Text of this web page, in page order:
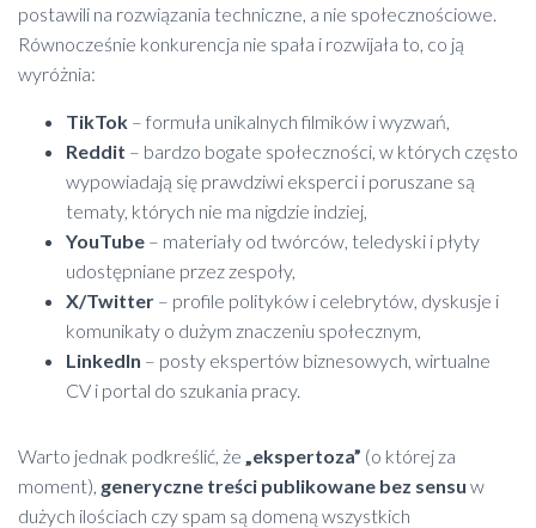
postawili na rozwiązania techniczne, a nie społecznościowe.
Równocześnie konkurencja nie spała i rozwijała to, co ją
wyróżnia:
TikTok – formuła unikalnych filmików i wyzwań,
Reddit – bardzo bogate społeczności, w których często
wypowiadają się prawdziwi eksperci i poruszane są
tematy, których nie ma nigdzie indziej,
YouTube – materiały od twórców, teledyski i płyty
udostępniane przez zespoły,
X/Twitter – profile polityków i celebrytów, dyskusje i
komunikaty o dużym znaczeniu społecznym,
LinkedIn – posty ekspertów biznesowych, wirtualne
CV i portal do szukania pracy.
Warto jednak podkreślić, że „ekspertoza” (o której za
moment), generyczne treści publikowane bez sensu w
dużych ilościach czy spam są domeną wszystkich